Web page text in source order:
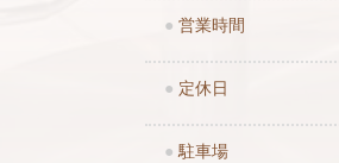
● 営業時間
● 定休日
● 駐車場